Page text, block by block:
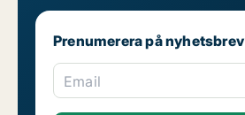
Prenumerera på nyhetsbrev
Email